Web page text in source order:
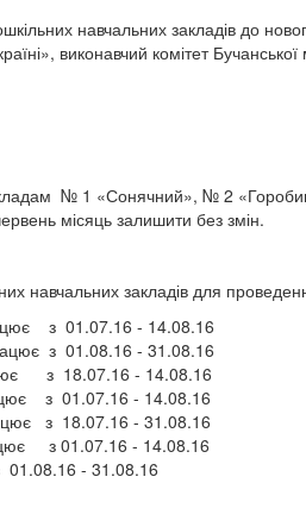
навчальних закладів до
виконавчий комітет Бучанської
№ 1 «Сонячний», № 2
місяць залишити без змін.
навчальних закладів для
з 01.07.16 - 14.08.16
з 01.08.16 - 31.08.16
з 18.07.16 - 14.08.16
з 01.07.16 - 14.08.16
з 18.07.16 - 31.08.16
з 01.07.16 - 14.08.16
- 31.08.16